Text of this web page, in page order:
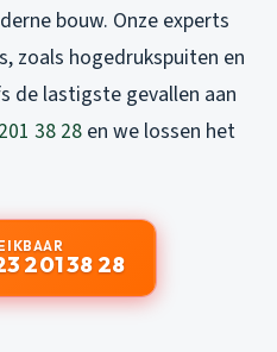
bouw. Onze experts
zoals hogedrukspuiten en
de lastigste gevallen aan
38 28en we lossen het
201 38 28